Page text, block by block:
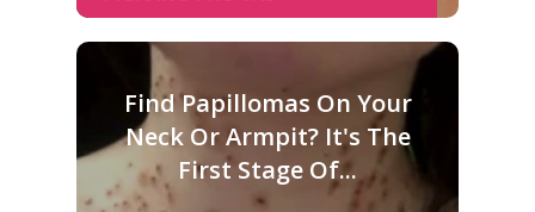
Find Papillomas On Your
Neck Or Armpit? It's The
First Stage Of...